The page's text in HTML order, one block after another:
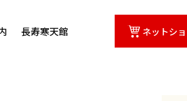
長寿寒天館 ネットシ